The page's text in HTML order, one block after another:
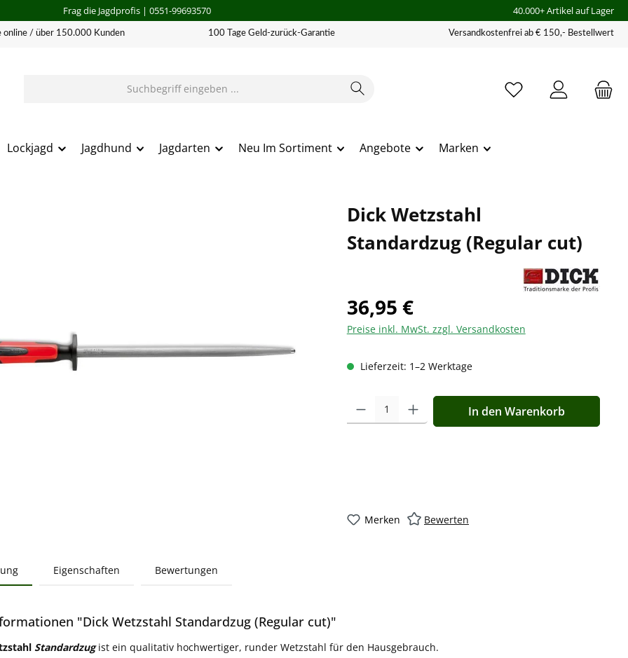
Frag die Jagdprofis| 0551-99693570 40.000+ Artikel auf Lager
online / über 150.000 Kunden 100 Tage Geld-zurück-Garantie Versandkostenfrei ab € 150,- Bestellwert
Lockjagd Jagdhund Jagdarten Neu Im Sortiment Angebote Marken
Dick Wetzstahl
Standardzug (Regular cut)
36,95 €
Preise inkl. MwSt. zzgl. Versandkosten
Lieferzeit: 1–2 Werktage
Produkt Anzahl: Gib den gewünschten Wert ein oder
In den Warenkorb
Merken Bewerten
Eigenschaften Bewertungen
"Dick Wetzstahl Standardzug (Regular cut)"
Standardzugist ein qualitativ hochwertiger, runder Wetzstahl für den Hausgebrauch.